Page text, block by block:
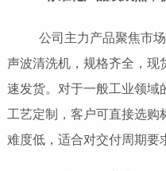
公司主力产品聚焦市场
声波清洗机，规格齐全，现
速发货。对于一般工业领域
工艺定制，客户可直接选购
难度低，适合对交付周期要